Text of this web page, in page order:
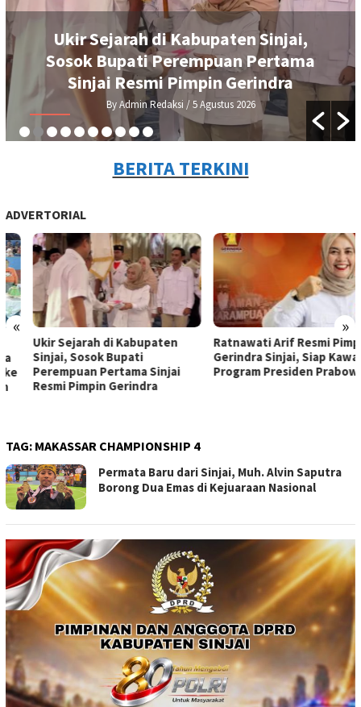
Ukir Sejarah di Kabupaten Sinjai,
Sosok Bupati Perempuan Pertama
Sinjai Resmi Pimpin Gerindra
By Admin Redaksi / 5 Agustus 2026
BERITA TERKINI
ADVERTORIAL
« »
Ukir Sejarah di Kabupaten
Sinjai, Sosok Bupati
Perempuan Pertama Sinjai
Resmi Pimpin Gerindra
Ratnawati Arif Resmi Pimpin
Gerindra Sinjai, Siap Kawal
Program Presiden Prabowo
TAG: MAKASSAR CHAMPIONSHIP 4
Permata Baru dari Sinjai, Muh. Alvin Saputra
Borong Dua Emas di Kejuaraan Nasional